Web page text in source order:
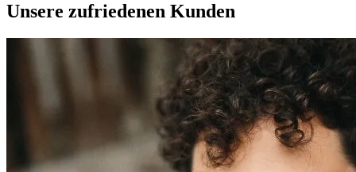
Unsere zufriedenen Kunden